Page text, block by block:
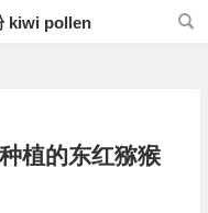
kiwi pollen
植的东红猕猴